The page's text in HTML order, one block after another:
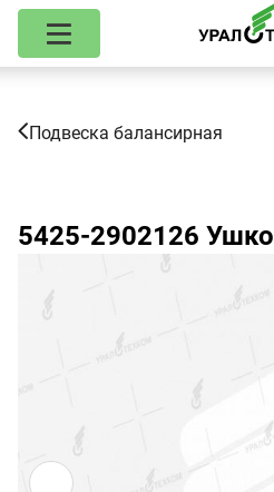
Подвеска балансирная
5425-2902126 Ушко